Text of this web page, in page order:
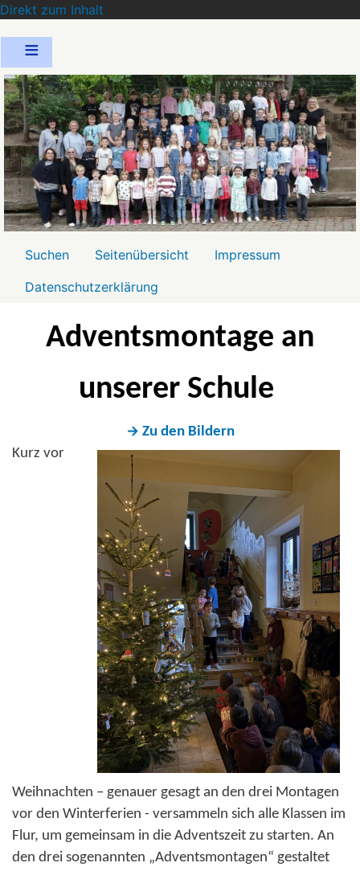
Direkt zum Inhalt
Menü2
Suchen Seitenübersicht
Impressum
Datenschutzerklärung
Adventsmontage an
unserer Schule
→ Zu den Bildern
Kurz vor
Weihnachten – genauer gesagt an den drei Montagen
vor den Winterferien - versammeln sich alle Klassen im
Flur, um gemeinsam in die Adventszeit zu starten. An
den drei sogenannten „Adventsmontagen“ gestaltet